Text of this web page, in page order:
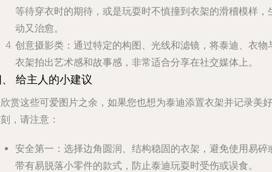
等待穿衣时的期待，或是玩耍时不慎撞到衣架的滑稽模样，
动又治愈。
创意摄影类 ：通过特定的构图、光线和滤镜，将泰迪、衣物
衣架拍出艺术感和故事感，非常适合分享在社交媒体上。
给主人的小建议
赏这些可爱图片之余，如果您也想为泰迪添置衣架并记录美好
，请注意：
安全第一 ：选择边角圆润、结构稳固的衣架，避免使用易碎
带有易脱落小零件的款式，防止泰迪玩耍时受伤或误食。